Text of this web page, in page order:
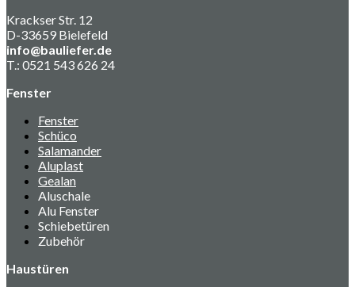
Krackser Str. 12
D-33659 Bielefeld
info@bauliefer.de
T.: 0521 543 626 24
Fenster
Fenster
Schüco
Salamander
Aluplast
Gealan
Aluschale
Alu Fenster
Schiebetüren
Zubehör
Haustüren